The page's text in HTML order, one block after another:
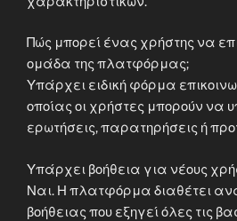
Πώς μπορεί ένας χρήστης να
ομάδα της πλατφόρμας;
Υπάρχει ειδική φόρμα
οποίας οι χρήστες μπορούν να
ερωτήσεις, παρατηρήσεις ή
Υπάρχει βοήθεια για νέους
Ναι. Η πλατφόρμα διαθέτει
βοήθειας που εξηγεί όλες τις